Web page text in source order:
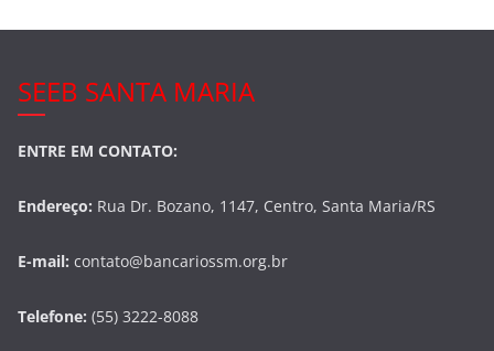
SEEB SANTA MARIA
ENTRE EM CONTATO:
Endereço: Rua Dr. Bozano, 1147, Centro, Santa Maria/RS
E-mail: contato@bancariossm.org.br
Telefone: (55) 3222-8088